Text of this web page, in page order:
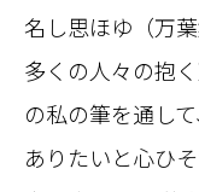
名し思ほゆ（万葉
多くの人々の抱
の私の筆を通し
ありたいと心ひ